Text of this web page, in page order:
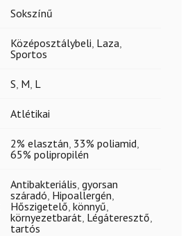
Sokszínű
Középosztálybeli, Laza,
Sportos
S, M, L
Atlétikai
2% elasztán, 33% poliamid,
65% polipropilén
Antibakteriális, gyorsan
száradó, Hipoallergén,
Hőszigetelő, könnyű,
környezetbarát, Légáteresztő,
tartós